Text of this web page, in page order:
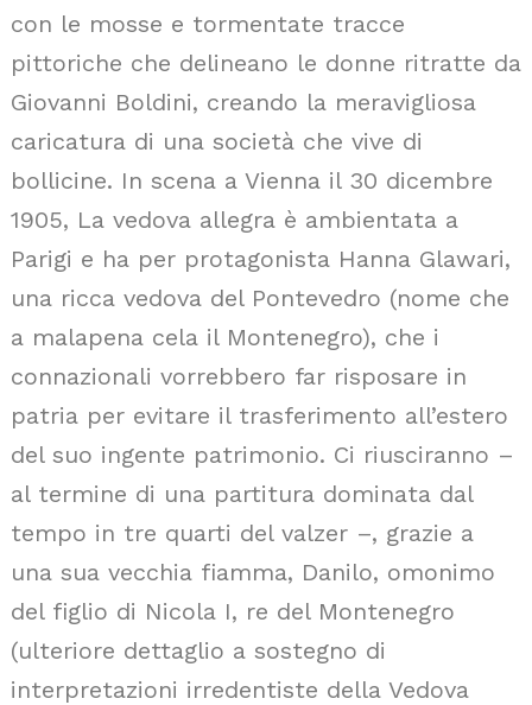
con le mosse e tormentate tracce
pittoriche che delineano le donne ritratte da
Giovanni Boldini, creando la meravigliosa
caricatura di una società che vive di
bollicine. In scena a Vienna il 30 dicembre
1905, La vedova allegra è ambientata a
Parigi e ha per protagonista Hanna Glawari,
una ricca vedova del Pontevedro (nome che
a malapena cela il Montenegro), che i
connazionali vorrebbero far risposare in
patria per evitare il trasferimento all’estero
del suo ingente patrimonio. Ci riusciranno –
al termine di una partitura dominata dal
tempo in tre quarti del valzer –, grazie a
una sua vecchia fiamma, Danilo, omonimo
del figlio di Nicola I, re del Montenegro
(ulteriore dettaglio a sostegno di
interpretazioni irredentiste della Vedova